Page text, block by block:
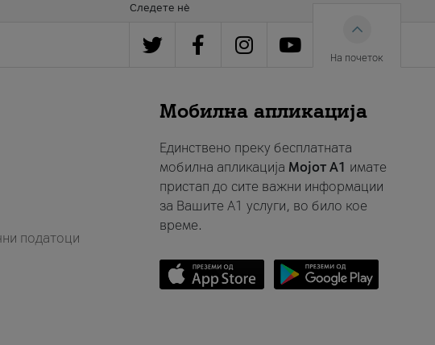
Следете нè
На почеток
податоци
Мобилна апликација
Единствено преку бесплатната
мобилна апликација Мојот A1 имате
пристап до сите важни информации
за Вашите A1 услуги, во било кое
време.